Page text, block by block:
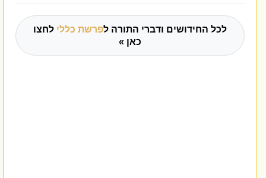
לכל החידושים ודברי התורה לפרשת כללילחצו
כאן »